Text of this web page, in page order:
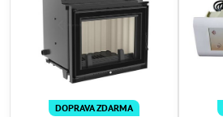
DOPRAVA ZDARMA